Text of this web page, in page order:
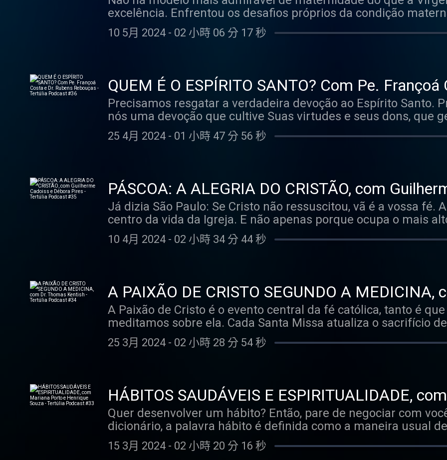
Pacheco (@drppacheco): psicólogo e mentor de profissionais
desenvolvimento humano; e a 🎙️Marília Rebouças
professora, palestrante e consagrada da Comunidade Católica
termo entre eles. Na teoria, podemos dizer que sim. Mas, na
tão simples. Se você é católico, sabe que confiar na
discurso da boca para fora. Por isso, pensando na importância
o mais importante: como confiar nela. Para tirar nossas
trazendo testemunhos e práticas que podem nos ajudar
confiança, contamos com a presença especial de dois
esposa do Pedro e mãe de 2 filhas (Maria e Aurora) Autora do
milagre . Pe. Eric Pozzobon: vigário na Paróquia Nossa
excelência. Enfrentou os desafios próprios da condição materna: amamentou, passou
noites em claro, acalmou crises de choro, ensinou a caminhar e a falar. Em
humanidade perfeita de Maria vai ao encontro da natureza
viria para morrer. E todos os dias, ao longo dos 33 anos da vida
sofreu por isso. Sofreu profundamente, mas foi obediente até o fim. Em momento algum
tentou negociar com Deus para poupar seu Filho. Maria sabia
deveria se cumprir. Não é à toa que a Igreja cultiva uma
Nossa Senhora. E sendo a maternidade uma via para a santidade, quem melhor do que a
Mulher mais importante do mundo, que teve a alma
muito queridas: Lucilene Caetano, que é esposa do Felipe, mãe de 3 filhos, jornalista e
apresentadora do N Sports; e Jéssica Cruz, esposa do
10 5月 2024 - 02 小時 06 分 17 秒
QUEM É O ESPÍRITO SANTO? Com Pe. Françoá
Rebouças - Tertúlia Podcast #36
Precisamos resgatar a verdadeira devoção ao Espírito Santo.
nós uma devoção que cultive Suas virtudes e seus dons, que
aproxime das bem-aventuranças. Mas, para que isso
clareza sobre quem Ele é. Sem superficialidade, sem resumi-
podemos nos conformar com essa realidade. Por isso, neste
Podcast, traremos luz a esse mistério acompanhados de dois
grande conhecimento sobre a Santíssima Trindade – afinal,
Espírito Santo fora dela: O padre Françoá Costa, pároco na
de Brasília; graduado em Filosofia e Teologia pela
Teologia Dogmática; e Dr. Rubens Rebouças, consagrado da
25 4月 2024 - 01 小時 47 分 56 秒
PÁSCOA: A ALEGRIA DO CRISTÃO, com
Pires - Tertúlia Podcast #35
Já dizia São Paulo: Se Cristo não ressuscitou, vã é a vossa fé.
centro da vida da Igreja. E não apenas porque ocupa o mais
solenidades do ano litúrgico, mas porque dá sentido a
enquanto católicos. Sem a Páscoa, não haveria a Igreja. Sem a
mundo sem ter uma razão pela qual oferecê-los? Sem a
eternidade no Céu? Ainda que esta vida seja como uma noite
péssima hospedaria, como bem descreveu Santa Teresa, tudo
pior sem Jesus Cristo. Nós temos o Senhor ressuscitado!
essa alegria deve nos consumir por inteiro! Uma alegria que
sentimentalismo, que é tão vital quanto o sangue em nossas
Pires, missionária da Comunidade Shalom, cantora e
profundo e bem humorado, sobre a Páscoa. Como fazer a
forte ao longo desses primeiros 50 dias – durar o ano inteiro?
10 4月 2024 - 02 小時 34 分 44 秒
A PAIXÃO DE CRISTO SEGUNDO A MEDICINA,
Kentish - Tertúlia Podcast #34
A Paixão de Cristo é o evento central da fé católica, tanto é
meditamos sobre ela. Cada Santa Missa atualiza o sacrifício
Cordeiro que se dá a nós nas espécies do pão e do vinho.
dolorosos nos leva a contemplar o sofrimento de Jesus rumo
mais importante do ano —, não pode ser diferente. Nesta
você a oportunidade de meditar sobre a Paixão por um outro
contrário do que muitos pensam, a medicina não rebaixa o
antes faz com que ele se torne mais vivo e presente em
que se passou com Jesus, do ponto de vista biológico, nos
ainda mais neste grande mistério. Por isso, este episódio
25 3月 2024 - 02 小時 28 分 54 秒
HÁBITOS SAUDÁVEIS E ESPIRITUALIDADE,
Henrique Souza - Tertúlia Podcast #33
Quer desenvolver um hábito? Então, pare de negociar com você mesmo.
dicionário, a palavra hábito é definida como a maneira usual
Podemos dizer, por exemplo, que ir ao banheiro e escovar os
acordamos é um hábito, tanto é que o fazemos todos os dias
15 3月 2024 - 02 小時 20 分 16 秒